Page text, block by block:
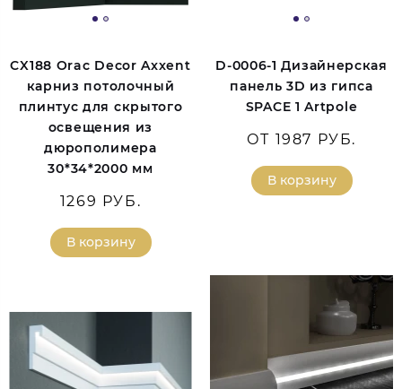
CX188 Orac Decor Axxent
карниз потолочный
плинтус для скрытого
освещения из
дюрополимера
30*34*2000 мм
1269 РУБ.
В корзину
D-0006-1 Дизайнерская
панель 3D из гипса
SPACE 1 Artpole
ОТ 1987 РУБ.
В корзину